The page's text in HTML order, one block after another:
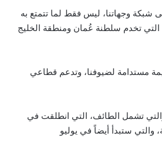
شبكة وجهاتنا، ليس فقط لما تتمتع به
التي تخدم سلطنة عُمان ومنطقة الخليج
مستدامة لضيوفنا، وتدعم قطاعي
تشمل الطائف، التي انطلقت في
والتي ستبدأ أيضاً في يوليو